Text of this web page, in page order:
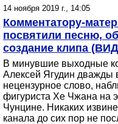
14 ноября 2019 г., 14:05
Комментатору-
посвятили песню,
создание клипа
В минувшие выходные
Алексей Ягудин дважды
нецензурное слово,
фигуриста Хе Чжана на
Чунцине. Никаких
канала до сих пор не